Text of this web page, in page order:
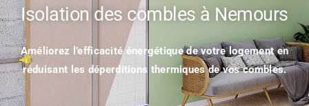
Isolation des combles à Nemours
Améliorez l’efficacité énergétique de votre logement en
réduisant les déperditions thermiques de vos combles.